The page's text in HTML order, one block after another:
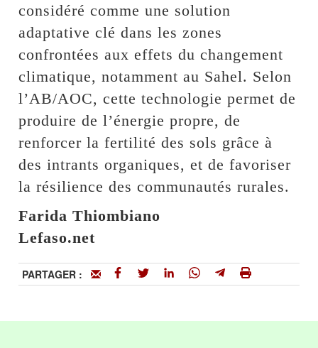
considéré comme une solution
adaptative clé dans les zones
confrontées aux effets du changement
climatique, notamment au Sahel. Selon
l’AB/AOC, cette technologie permet de
produire de l’énergie propre, de
renforcer la fertilité des sols grâce à
des intrants organiques, et de favoriser
la résilience des communautés rurales.
Farida Thiombiano
Lefaso.net
PARTAGER :